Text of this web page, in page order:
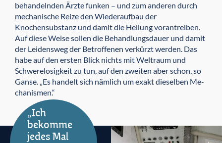
behandelnden Ärzte funken – und zum anderen durch
mechanische Reize den Wiederaufbau der
Knochensubstanz und damit die Heilung vorantreiben.
Auf diese Weise sollen die Behandlungsdauer und damit
der Leidensweg der Betroffenen verkürzt werden. Das
habe auf den ersten Blick nichts mit Weltraum und
Schwerelosigkeit zu tun, auf den zweiten aber schon, so
Ganse. „Es handelt sich nämlich um exakt dieselben Me­
chanismen.“
„Ich
bekomme
jedes Mal